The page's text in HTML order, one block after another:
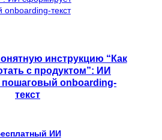
инструкцию “Как
с продуктом”: ИИ
onboarding-
текст
ИИ